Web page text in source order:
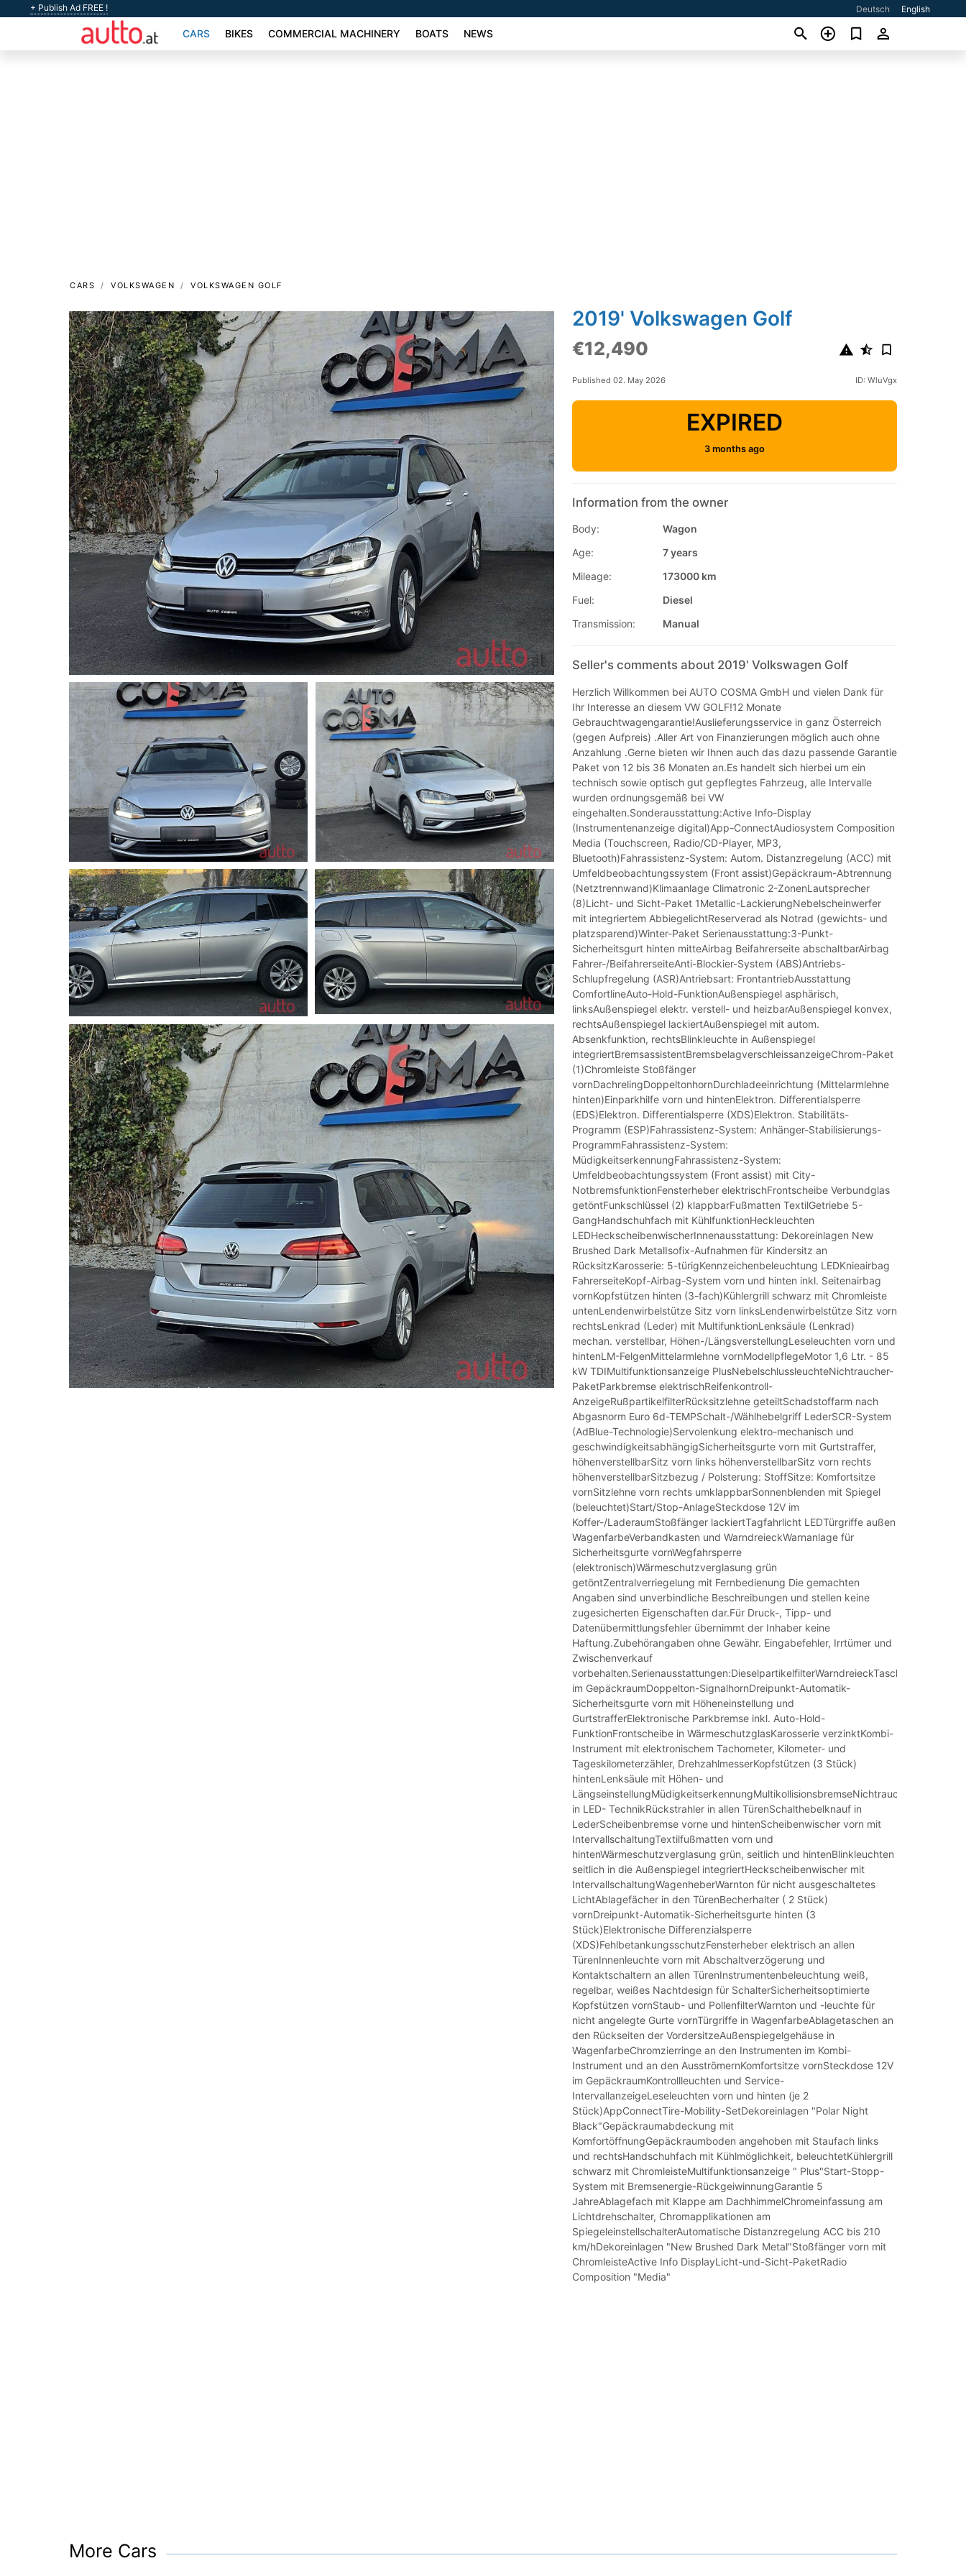
+ Publish Ad FREE ! Deutsch English
CARS BIKES COMMERCIAL MACHINERY BOATS NEWS
CARS VOLKSWAGEN VOLKSWAGEN GOLF
2019' Volkswagen Golf
€12,490
Published 02. May 2026 ID: WluVgx
EXPIRED
3 months ago
Information from the owner
Body:
Wagon
Age:
7 years
Mileage:
173000 km
Fuel:
Diesel
Transmission:
Manual
Seller's comments about 2019' Volkswagen Golf
Herzlich Willkommen bei AUTO COSMA GmbH und vielen Dank für
Ihr Interesse an diesem VW GOLF!12 Monate
Gebrauchtwagengarantie!Auslieferungsservice in ganz Österreich
(gegen Aufpreis) .Aller Art von Finanzierungen möglich auch ohne
Anzahlung .Gerne bieten wir Ihnen auch das dazu passende Garantie
Paket von 12 bis 36 Monaten an.Es handelt sich hierbei um ein
technisch sowie optisch gut gepflegtes Fahrzeug, alle Intervalle
wurden ordnungsgemäß bei VW
eingehalten.Sonderausstattung:Active Info-Display
(Instrumentenanzeige digital)App-ConnectAudiosystem Composition
Media (Touchscreen, Radio/CD-Player, MP3,
Bluetooth)Fahrassistenz-System: Autom. Distanzregelung (ACC) mit
Umfeldbeobachtungssystem (Front assist)Gepäckraum-Abtrennung
(Netztrennwand)Klimaanlage Climatronic 2-ZonenLautsprecher
(8)Licht- und Sicht-Paket 1Metallic-LackierungNebelscheinwerfer
mit integriertem AbbiegelichtReserverad als Notrad (gewichts- und
platzsparend)Winter-Paket Serienausstattung:3-Punkt-
Sicherheitsgurt hinten mitteAirbag Beifahrerseite abschaltbarAirbag
Fahrer-/BeifahrerseiteAnti-Blockier-System (ABS)Antriebs-
Schlupfregelung (ASR)Antriebsart: FrontantriebAusstattung
ComfortlineAuto-Hold-FunktionAußenspiegel asphärisch,
linksAußenspiegel elektr. verstell- und heizbarAußenspiegel konvex,
rechtsAußenspiegel lackiertAußenspiegel mit autom.
Absenkfunktion, rechtsBlinkleuchte in Außenspiegel
integriertBremsassistentBremsbelagverschleissanzeigeChrom-Paket
(1)Chromleiste Stoßfänger
vornDachrelingDoppeltonhornDurchladeeinrichtung (Mittelarmlehne
hinten)Einparkhilfe vorn und hintenElektron. Differentialsperre
(EDS)Elektron. Differentialsperre (XDS)Elektron. Stabilitäts-
Programm (ESP)Fahrassistenz-System: Anhänger-Stabilisierungs-
ProgrammFahrassistenz-System:
MüdigkeitserkennungFahrassistenz-System:
Umfeldbeobachtungssystem (Front assist) mit City-
NotbremsfunktionFensterheber elektrischFrontscheibe Verbundglas
getöntFunkschlüssel (2) klappbarFußmatten TextilGetriebe 5-
GangHandschuhfach mit KühlfunktionHeckleuchten
LEDHeckscheibenwischerInnenausstattung: Dekoreinlagen New
Brushed Dark MetalIsofix-Aufnahmen für Kindersitz an
RücksitzKarosserie: 5-türigKennzeichenbeleuchtung LEDKnieairbag
FahrerseiteKopf-Airbag-System vorn und hinten inkl. Seitenairbag
vornKopfstützen hinten (3-fach)Kühlergrill schwarz mit Chromleiste
untenLendenwirbelstütze Sitz vorn linksLendenwirbelstütze Sitz vorn
rechtsLenkrad (Leder) mit MultifunktionLenksäule (Lenkrad)
mechan. verstellbar, Höhen-/LängsverstellungLeseleuchten vorn und
hintenLM-FelgenMittelarmlehne vornModellpflegeMotor 1,6 Ltr. - 85
kW TDIMultifunktionsanzeige PlusNebelschlussleuchteNichtraucher-
PaketParkbremse elektrischReifenkontroll-
AnzeigeRußpartikelfilterRücksitzlehne geteiltSchadstoffarm nach
Abgasnorm Euro 6d-TEMPSchalt-/Wählhebelgriff LederSCR-System
(AdBlue-Technologie)Servolenkung elektro-mechanisch und
geschwindigkeitsabhängigSicherheitsgurte vorn mit Gurtstraffer,
höhenverstellbarSitz vorn links höhenverstellbarSitz vorn rechts
höhenverstellbarSitzbezug / Polsterung: StoffSitze: Komfortsitze
vornSitzlehne vorn rechts umklappbarSonnenblenden mit Spiegel
(beleuchtet)Start/Stop-AnlageSteckdose 12V im
Koffer-/LaderaumStoßfänger lackiertTagfahrlicht LEDTürgriffe außen
WagenfarbeVerbandkasten und WarndreieckWarnanlage für
Sicherheitsgurte vornWegfahrsperre
(elektronisch)Wärmeschutzverglasung grün
getöntZentralverriegelung mit Fernbedienung Die gemachten
Angaben sind unverbindliche Beschreibungen und stellen keine
zugesicherten Eigenschaften dar.Für Druck-, Tipp- und
Datenübermittlungsfehler übernimmt der Inhaber keine
Haftung.Zubehörangaben ohne Gewähr. Eingabefehler, Irrtümer und
Zwischenverkauf
vorbehalten.Serienausstattungen:DieselpartikelfilterWarndreieckTaschenhaken
im GepäckraumDoppelton-SignalhornDreipunkt-Automatik-
Sicherheitsgurte vorn mit Höheneinstellung und
GurtstrafferElektronische Parkbremse inkl. Auto-Hold-
FunktionFrontscheibe in WärmeschutzglasKarosserie verzinktKombi-
Instrument mit elektronischem Tachometer, Kilometer- und
Tageskilometerzähler, DrehzahlmesserKopfstützen (3 Stück)
hintenLenksäule mit Höhen- und
in LED- TechnikRückstrahler in allen TürenSchalthebelknauf in
LederScheibenbremse vorne und hintenScheibenwischer vorn mit
IntervallschaltungTextilfußmatten vorn und
hintenWärmeschutzverglasung grün, seitlich und hintenBlinkleuchten
seitlich in die Außenspiegel integriertHeckscheibenwischer mit
IntervallschaltungWagenheberWarnton für nicht ausgeschaltetes
LichtAblagefächer in den TürenBecherhalter ( 2 Stück)
vornDreipunkt-Automatik-Sicherheitsgurte hinten (3
Stück)Elektronische Differenzialsperre
(XDS)FehlbetankungsschutzFensterheber elektrisch an allen
TürenInnenleuchte vorn mit Abschaltverzögerung und
Kontaktschaltern an allen TürenInstrumentenbeleuchtung weiß,
regelbar, weißes Nachtdesign für SchalterSicherheitsoptimierte
Kopfstützen vornStaub- und PollenfilterWarnton und -leuchte für
nicht angelegte Gurte vornTürgriffe in WagenfarbeAblagetaschen an
den Rückseiten der VordersitzeAußenspiegelgehäuse in
WagenfarbeChromzierringe an den Instrumenten im Kombi-
Instrument und an den AusströmernKomfortsitze vornSteckdose 12V
im GepäckraumKontrollleuchten und Service-
IntervallanzeigeLeseleuchten vorn und hinten (je 2
Stück)AppConnectTire-Mobility-SetDekoreinlagen "Polar Night
Black"Gepäckraumabdeckung mit
KomfortöffnungGepäckraumboden angehoben mit Staufach links
und rechtsHandschuhfach mit Kühlmöglichkeit, beleuchtetKühlergrill
schwarz mit ChromleisteMultifunktionsanzeige " Plus"Start-Stopp-
System mit Bremsenergie-RückgeiwinnungGarantie 5
JahreAblagefach mit Klappe am DachhimmelChromeinfassung am
Lichtdrehschalter, Chromapplikationen am
SpiegeleinstellschalterAutomatische Distanzregelung ACC bis 210
km/hDekoreinlagen "New Brushed Dark Metal"Stoßfänger vorn mit
ChromleisteActive Info DisplayLicht-und-Sicht-PaketRadio
Composition "Media"
More Cars